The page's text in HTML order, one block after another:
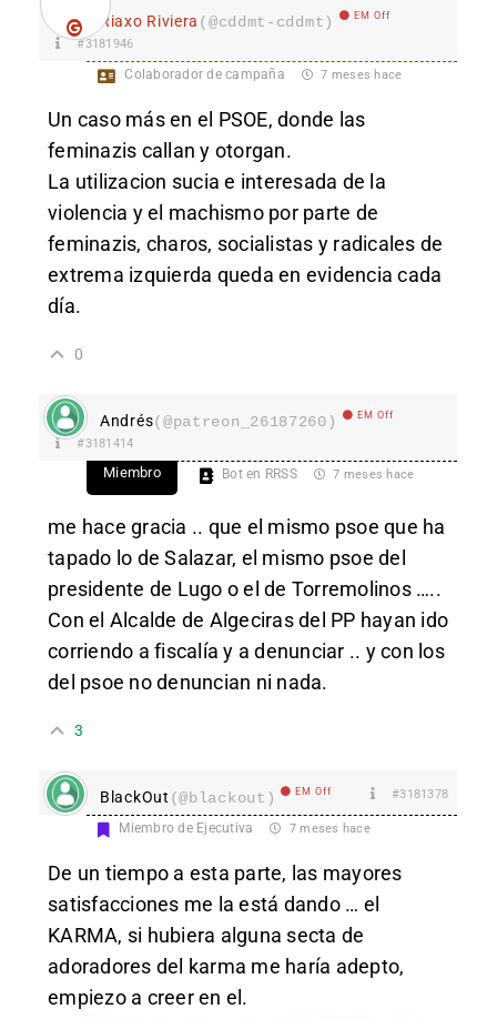
Riaxo Riviera (@cddmt-cddmt) EM Off
#3181946
Colaborador de campaña 7 meses hace
Un caso más en el PSOE, donde las
feminazis callan y otorgan.
La utilizacion sucia e interesada de la
violencia y el machismo por parte de
feminazis, charos, socialistas y radicales de
extrema izquierda queda en evidencia cada
día.
0
Andrés(@patreon_26187260) EM Off
#3181414
Miembro Bot en RRSS 7 meses hace
me hace gracia .. que el mismo psoe que ha
tapado lo de Salazar, el mismo psoe del
presidente de Lugo o el de Torremolinos …..
Con el Alcalde de Algeciras del PP hayan ido
corriendo a fiscalía y a denunciar .. y con los
del psoe no denuncian ni nada.
3
BlackOut (@blackout) EM Off #3181378
Miembro de Ejecutiva 7 meses hace
De un tiempo a esta parte, las mayores
satisfacciones me la está dando … el
KARMA, si hubiera alguna secta de
adoradores del karma me haría adepto,
empiezo a creer en el.